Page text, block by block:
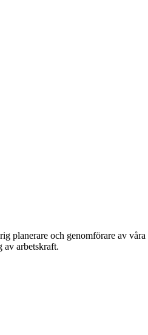
planerare och genomförare av
av arbetskraft.